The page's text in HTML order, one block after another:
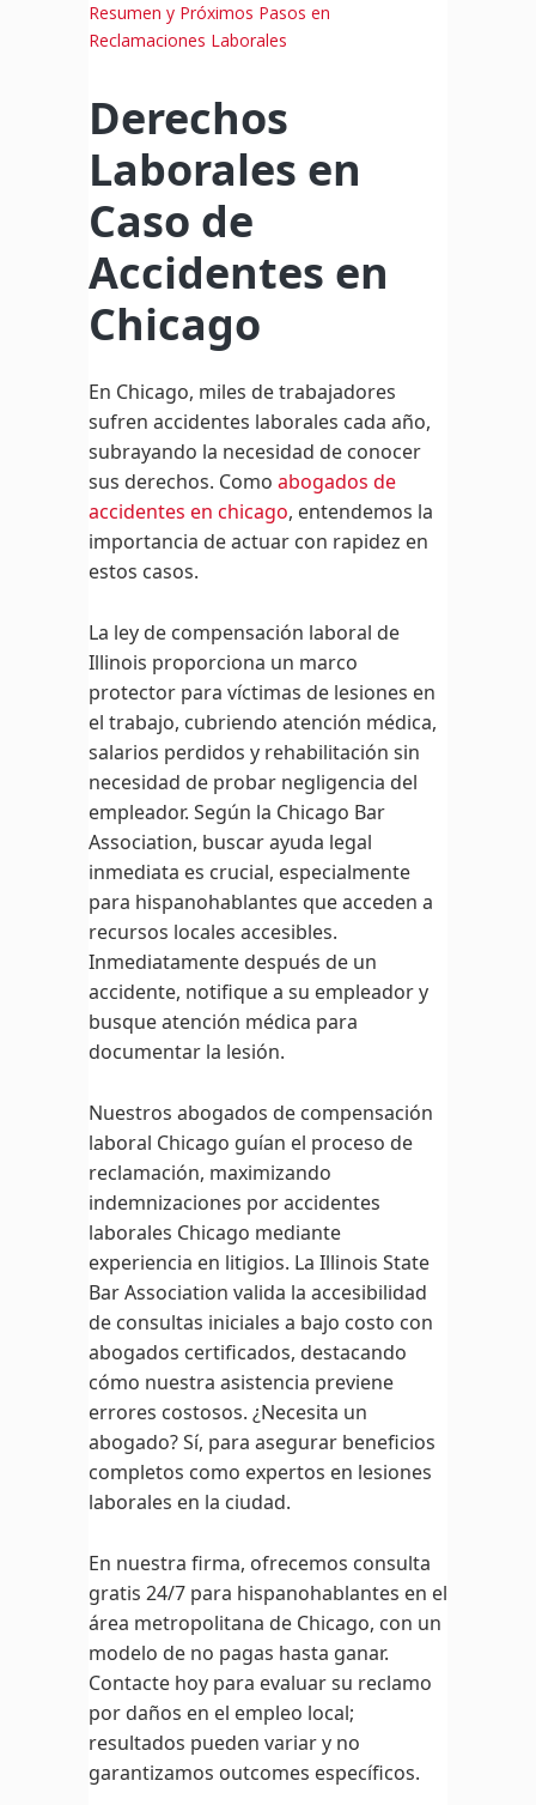
Resumen y Próximos Pasos en
Reclamaciones Laborales
Derechos
Laborales en
Caso de
Accidentes en
Chicago
En Chicago, miles de trabajadores
sufren accidentes laborales cada año,
subrayando la necesidad de conocer
sus derechos. Como abogados de
accidentes en chicago, entendemos la
importancia de actuar con rapidez en
estos casos.
La ley de compensación laboral de
Illinois proporciona un marco
protector para víctimas de lesiones en
el trabajo, cubriendo atención médica,
salarios perdidos y rehabilitación sin
necesidad de probar negligencia del
empleador. Según la Chicago Bar
Association, buscar ayuda legal
inmediata es crucial, especialmente
para hispanohablantes que acceden a
recursos locales accesibles.
Inmediatamente después de un
accidente, notifique a su empleador y
busque atención médica para
documentar la lesión.
Nuestros abogados de compensación
laboral Chicago guían el proceso de
reclamación, maximizando
indemnizaciones por accidentes
laborales Chicago mediante
experiencia en litigios. La Illinois State
Bar Association valida la accesibilidad
de consultas iniciales a bajo costo con
abogados certificados, destacando
cómo nuestra asistencia previene
errores costosos. ¿Necesita un
abogado? Sí, para asegurar beneficios
completos como expertos en lesiones
laborales en la ciudad.
En nuestra firma, ofrecemos consulta
gratis 24/7 para hispanohablantes en el
área metropolitana de Chicago, con un
modelo de no pagas hasta ganar.
Contacte hoy para evaluar su reclamo
por daños en el empleo local;
resultados pueden variar y no
garantizamos outcomes específicos.